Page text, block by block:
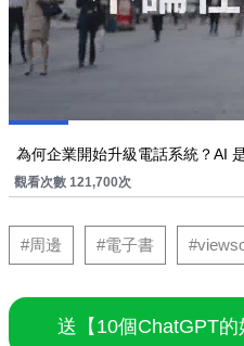
為何企業開始升級電話系統？AI
觀看次數 121,700次
#周邊 #電子書
送【10個ChatGPT